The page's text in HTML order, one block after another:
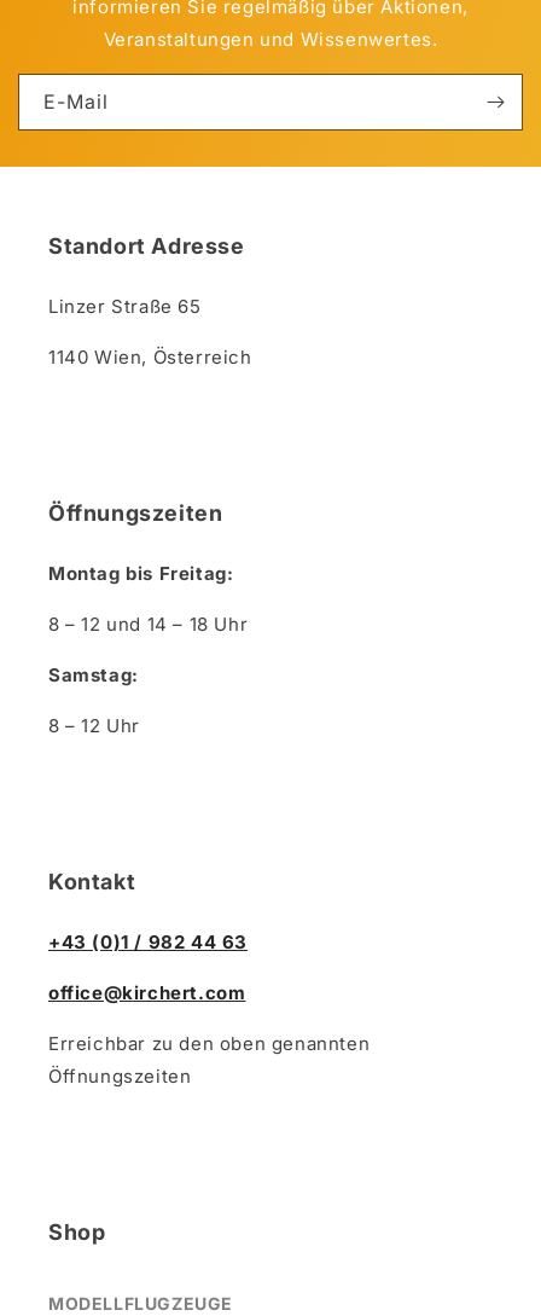
informieren Sie regelmäßig über Aktionen,
Veranstaltungen und Wissenwertes.
E-Mail
Standort Adresse
Linzer Straße 65
1140 Wien, Österreich
Öffnungszeiten
Montag bis Freitag:
8 – 12 und 14 – 18 Uhr
Samstag:
8 – 12 Uhr
Kontakt
+43 (0)1 / 982 44 63
office@kirchert.com
Erreichbar zu den oben genannten
Öffnungszeiten
Shop
MODELLFLUGZEUGE